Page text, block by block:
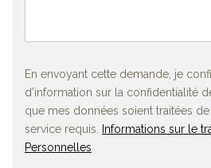
En envoyant cette demande, je
d'information sur la confidentialité
que mes données soient traitées
service requis.
Informations sur le
Personnelles